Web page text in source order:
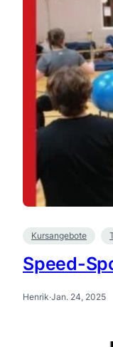
Kursangebote
Speed-
Henrik·Jan. 24, 2025